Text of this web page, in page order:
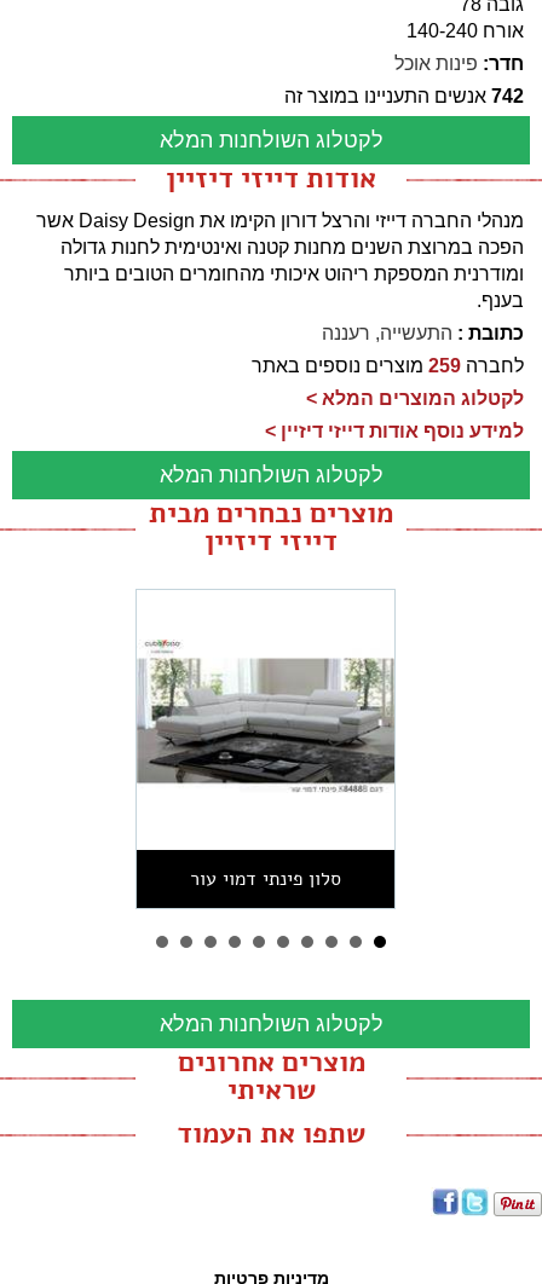
אורח 140-240
חדר: פינות אוכל
742 אנשים התעניינו במוצר זה
לקטלוג השולחנות המלא
אודות דייזי דיזיין
מנהלי החברה דייזי והרצל דורון הקימו את Daisy Design אשר
הפכה במרוצת השנים מחנות קטנה ואינטימית לחנות גדולה
ומודרנית המספקת ריהוט איכותי מהחומרים הטובים ביותר
בענף.
כתובת : התעשייה, רעננה
לחברה 259 מוצרים נוספים באתר
לקטלוג המוצרים המלא >
למידע נוסף אודות דייזי דיזיין >
לקטלוג השולחנות המלא
מוצרים נבחרים מבית
דייזי דיזיין
סלון פינתי דמוי עור
לקטלוג השולחנות המלא
מוצרים אחרונים
שראיתי
שתפו את העמוד
מדיניות פרטיות